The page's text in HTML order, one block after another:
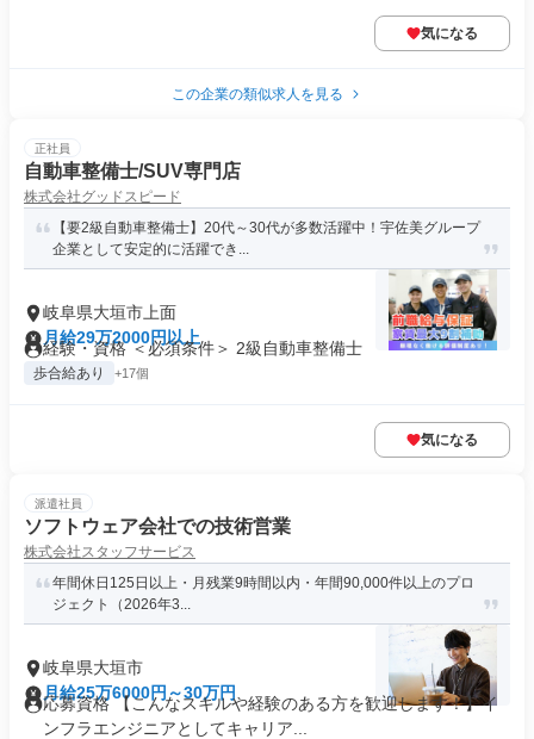
気になる
この企業の類似求人を見る
正社員
自動車整備士/SUV専門店
株式会社グッドスピード
【要2級自動車整備士】20代～30代が多数活躍中！宇佐美グループ
企業として安定的に活躍でき...
岐阜県大垣市上面
月給29万2000円以上
経験・資格 ＜必須条件＞ 2級自動車整備士
歩合給あり +17個
気になる
派遣社員
ソフトウェア会社での技術営業
株式会社スタッフサービス
年間休日125日以上・月残業9時間以内・年間90,000件以上のプロ
ジェクト（2026年3...
岐阜県大垣市
月給25万6000円～30万円
応募資格 【こんなスキルや経験のある方を歓迎します！】イ
ンフラエンジニアとしてキャリア...